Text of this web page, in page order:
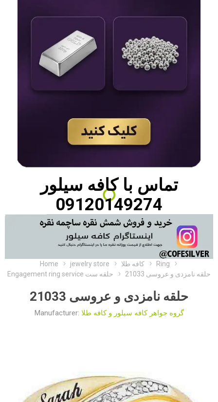
تماس باکافه سیلور
09120149274
Home jewelry store کافه طلا
Ring
Engagement ring service حلقه ست
حلقه نامزدی و عروسی 21033
حلقه نامزدی و عروسی 21033
Manufacturer: گروه جواهر کافه سیلور و کافه طلا